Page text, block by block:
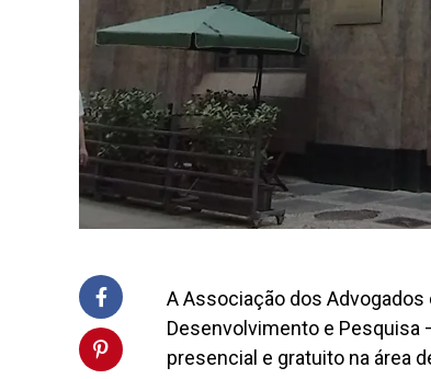
A Associação dos Advogados
Desenvolvimento e Pesquisa
presencial e gratuito na área